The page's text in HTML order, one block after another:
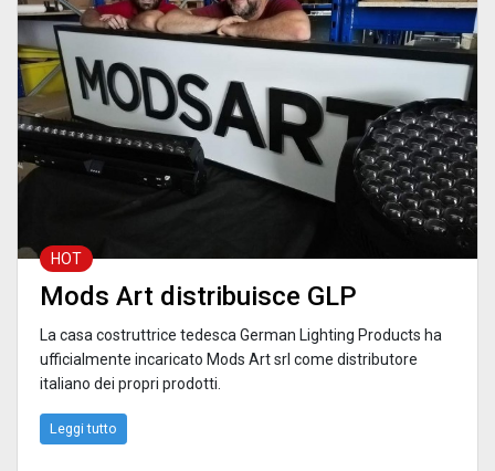
HOT
Mods Art distribuisce GLP
La casa costruttrice tedesca German Lighting Products ha
ufficialmente incaricato Mods Art srl come distributore
italiano dei propri prodotti.
Leggi tutto